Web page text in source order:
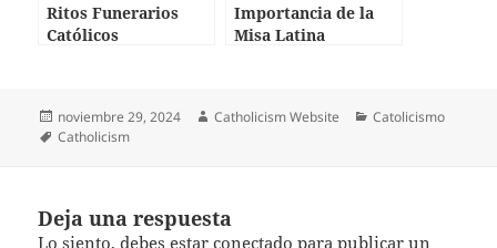
Ritos Funerarios
Católicos
Importancia de la
Misa Latina
Publicado
el
noviembre 29, 2024 Autor
Catholicism Website Categorías
Catolicismo
Etiquetas
Catholicism
Deja una respuesta
Lo siento, debes estarconectado para publicar un